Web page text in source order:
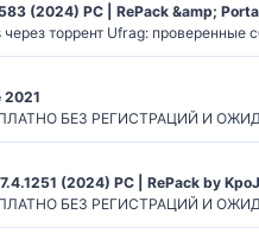
(2024) РС | RePack &amp;
торрент Ufrag: проверенные
2021
БЕЗ РЕГИСТРАЦИЙ И
(2024) PC | RePack by
БЕЗ РЕГИСТРАЦИЙ И